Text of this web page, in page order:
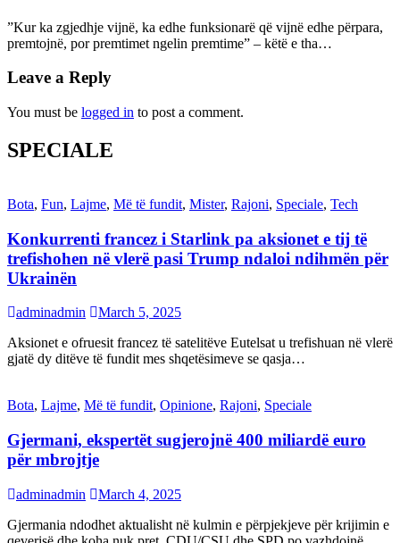
”Kur ka zgjedhje vijnë, ka edhe funksionarë që vijnë edhe përpara,
premtojnë, por premtimet ngelin premtime” – këtë e tha…
Leave a Reply
You must be logged in to post a comment.
SPECIALE
Bota, Fun, Lajme, Më të fundit, Mister, Rajoni, Speciale, Tech
Konkurrenti francez i Starlink pa aksionet e tij të
trefishohen në vlerë pasi Trump ndaloi ndihmën për
Ukrainën
adminadmin
March 5, 2025
Aksionet e ofruesit francez të satelitëve Eutelsat u trefishuan në vlerë
gjatë dy ditëve të fundit mes shqetësimeve se qasja…
Bota, Lajme, Më të fundit, Opinione, Rajoni, Speciale
Gjermani, ekspertët sugjerojnë 400 miliardë euro
për mbrojtje
adminadmin
March 4, 2025
Gjermania ndodhet aktualisht në kulmin e përpjekjeve për krijimin e